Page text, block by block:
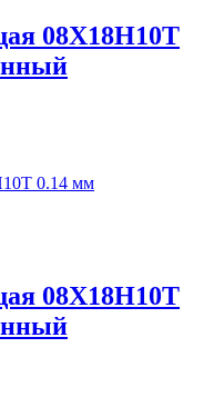
08Х18Н10Т
08Х18Н10Т